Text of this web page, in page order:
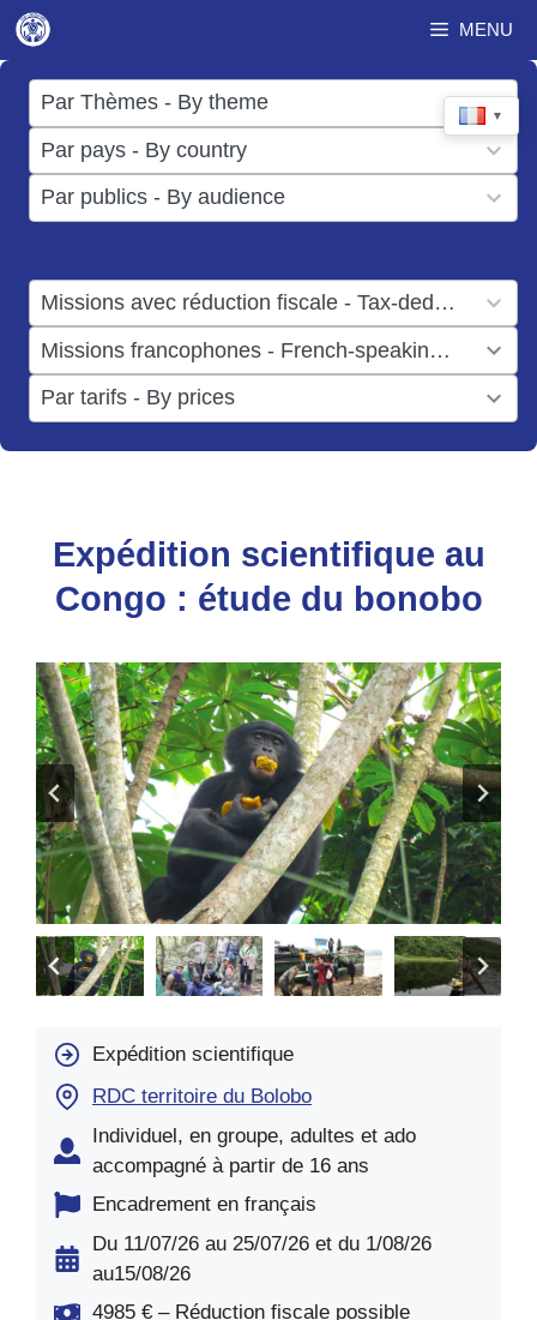
Aller
au
contenu
MENU
▼
Par Thèmes - By theme
17
results
available
Par pays - By country
50
results
available
Par publics - By audience
results
Missions avec réduction fiscale - Tax-deductible missions
result
available
Missions francophones - French-speaking missions
result
available
Par tarifs - By prices
results
available
Expédition scientifique au
Congo : étude du bonobo
Expédition scientifique
RDC territoire du Bolobo
Individuel, en groupe, adultes et ado
accompagné à partir de 16 ans
Encadrement en français
Du 11/07/26 au 25/07/26 et du 1/08/26
au15/08/26
4985 € – Réduction fiscale possible